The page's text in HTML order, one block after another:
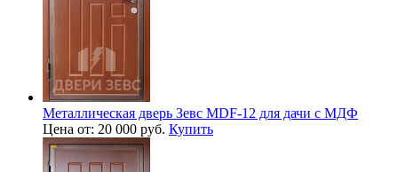
Металлическая дверь Зевс MDF-12 для дачи с МДФ
Цена от: 20 000 руб. Купить